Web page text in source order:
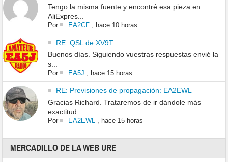
Tengo la misma fuente y encontré esa pieza en
AliExpres...
Por EA2CF, hace 10 horas
RE: QSL de XV9T
Buenos días. Siguiendo vuestras respuestas envié la
s...
Por EA5J , hace 15 horas
RE: Previsiones de propagación: EA2EWL
Gracias Richard. Trataremos de ir dándole más
exactitud...
Por EA2EWL, hace 15 horas
MERCADILLO DE LA WEB URE